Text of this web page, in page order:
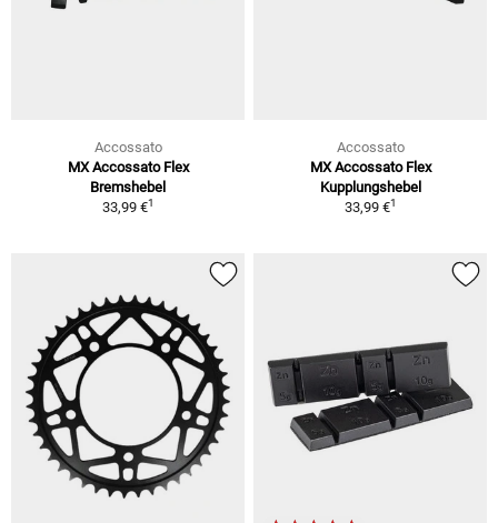
Accossato
MX Accossato Flex
Bremshebel
33,99 €1
Accossato
MX Accossato Flex
Kupplungshebel
33,99 €1